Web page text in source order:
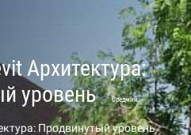
Архитектура:
уровень
Средний
Продвинутый уровень